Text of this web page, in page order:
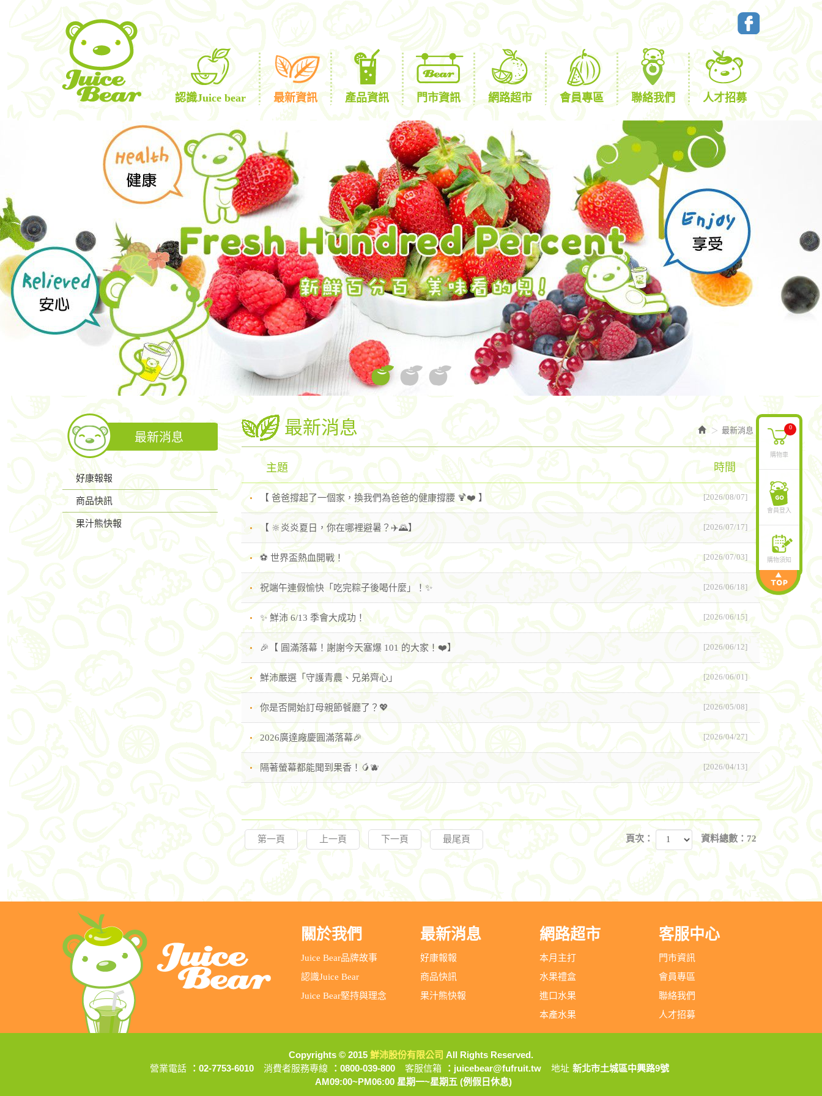
認識Juice bear 最新資訊 產品資訊 門市資訊 網路超市 會員專區 聯絡我們 人才招募
最新消息
好康報報
商品快訊
果汁熊快報
最新消息
最新消息
主題 時間
【 爸爸撐起了一個家，換我們為爸爸的健康撐腰 🍹❤️ 】 [2026/08/07]
【 🔆炎炎夏日，你在哪裡避暑？✈️🌄】 [2026/07/17]
⚽️ 世界盃熱血開戰！ [2026/07/03]
祝端午連假愉快「吃完粽子後喝什麼」！✨ [2026/06/18]
✨ 鮮沛 6/13 季會大成功！ [2026/06/15]
🎉【 圓滿落幕！謝謝今天塞爆 101 的大家！❤️】 [2026/06/12]
鮮沛嚴選「守護青農、兄弟齊心」 [2026/06/01]
你是否開始訂母親節餐廳了？💖 [2026/05/08]
2026廣達廠慶圓滿落幕🎉 [2026/04/27]
隔著螢幕都能聞到果香！🥭🫐 [2026/04/13]
第一頁 上一頁 下一頁 最尾頁 頁次： 資料總數：72
購物車
0
會員登入
購物須知
關於我們
Juice Bear品牌故事
認識Juice Bear
Juice Bear堅持與理念
最新消息
好康報報
商品快訊
果汁熊快報
網路超市
本月主打
水果禮盒
進口水果
本產水果
客服中心
門市資訊
會員專區
聯絡我們
人才招募
Copyrights © 2015 鮮沛股份有限公司 All Rights Reserved.
營業電話
：02-7753-6010 消費者服務專線 ：0800-039-800 客服信箱 ：juicebear@fufruit.tw 地址 新北市土城區中興路9號
AM09:00~PM06:00 星期一~星期五 (例假日休息)